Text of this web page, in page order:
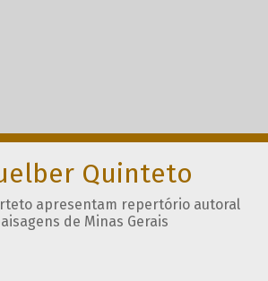
Quinteto
apresentam repertório autoral
de Minas Gerais